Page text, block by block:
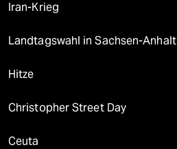
Iran-Krieg
Landtagswahl in Sachsen-Anhalt
Hitze
Christopher Street Day
Ceuta